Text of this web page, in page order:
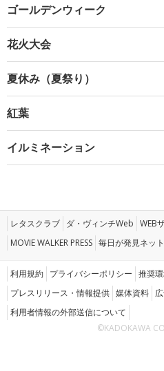
ゴールデンウィーク
花火大会
夏休み（夏祭り）
紅葉
イルミネーション
レタスクラブ ダ・ヴィンチWeb WEB
MOVIE WALKER PRESS 毎日が発見ネット
利用規約 プライバシーポリシー 推奨
プレスリリース・情報提供 媒体資料
利用者情報の外部送信について
©KADOKAWA